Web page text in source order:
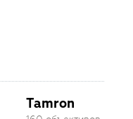
Tamron